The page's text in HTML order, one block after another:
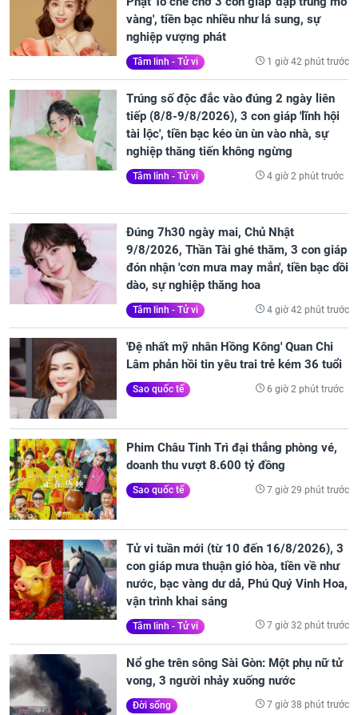
vàng', tiền bạc nhiều như lá sung, sự
nghiệp vượng phát
Tâm linh - Tử vi 1 giờ 42 phút trước
Trúng số độc đắc vào đúng 2 ngày liên
tiếp (8/8-9/8/2026), 3 con giáp 'lĩnh hội
tài lộc', tiền bạc kéo ùn ùn vào nhà, sự
nghiệp thăng tiến không ngừng
Tâm linh - Tử vi 4 giờ 2 phút trước
Đúng 7h30 ngày mai, Chủ Nhật
9/8/2026, Thần Tài ghé thăm, 3 con giáp
đón nhận 'cơn mưa may mắn', tiền bạc dồi
dào, sự nghiệp thăng hoa
Tâm linh - Tử vi 4 giờ 42 phút trước
'Đệ nhất mỹ nhân Hồng Kông' Quan Chi
Lâm phản hồi tin yêu trai trẻ kém 36 tuổi
Sao quốc tế 6 giờ 2 phút trước
Phim Châu Tinh Trì đại thắng phòng vé,
doanh thu vượt 8.600 tỷ đồng
Sao quốc tế 7 giờ 29 phút trước
Tử vi tuần mới (từ 10 đến 16/8/2026), 3
con giáp mưa thuận gió hòa, tiền về như
nước, bạc vàng dư dả, Phú Quý Vinh Hoa,
vận trình khai sáng
Tâm linh - Tử vi 7 giờ 32 phút trước
Nổ ghe trên sông Sài Gòn: Một phụ nữ tử
vong, 3 người nhảy xuống nước
Đời sống 7 giờ 38 phút trước